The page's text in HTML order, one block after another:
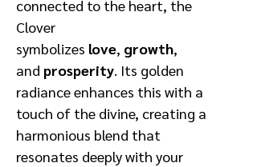
connected to the heart, the
Clover
symbolizes love, growth,
and prosperity . Its golden
radiance enhances this with a
touch of the divine, creating a
harmonious blend that
resonates deeply with your